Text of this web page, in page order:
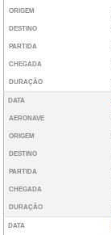
ORIGEM
DESTINO
PARTIDA
CHEGADA
DURAÇÃO
DATA
AERONAVE
ORIGEM
DESTINO
PARTIDA
CHEGADA
DURAÇÃO
DATA